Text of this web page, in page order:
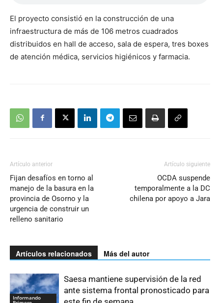
El proyecto consistió en la construcción de una
infraestructura de más de 106 metros cuadrados
distribuidos en hall de acceso, sala de espera, tres boxes
de atención médica, servicios higiénicos y farmacia.
Artículo anterior
Fijan desafíos en torno al
manejo de la basura en la
provincia de Osorno y la
urgencia de construir un
relleno sanitario
Artículo siguiente
OCDA suspende
temporalmente a la DC
chilena por apoyo a Jara
Artículos relacionados Más del autor
Informando
Saesa mantiene supervisión de la red
ante sistema frontal pronosticado para